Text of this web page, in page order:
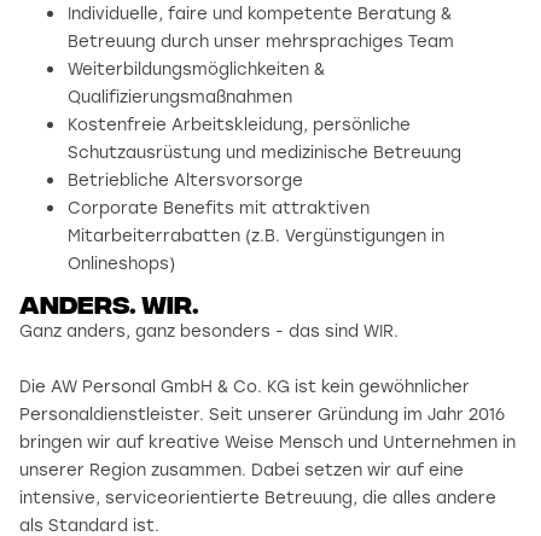
Individuelle, faire und kompetente Beratung &
Betreuung durch unser mehrsprachiges Team
Weiterbildungsmöglichkeiten &
Qualifizierungsmaßnahmen
Kostenfreie Arbeitskleidung, persönliche
Schutzausrüstung und medizinische Betreuung
Betriebliche Altersvorsorge
Corporate Benefits mit attraktiven
Mitarbeiterrabatten (z.B. Vergünstigungen in
Onlineshops)
Anders. wir.
Ganz anders, ganz besonders - das sind WIR.
Die AW Personal GmbH & Co. KG ist kein gewöhnlicher
Personaldienstleister. Seit unserer Gründung im Jahr 2016
bringen wir auf kreative Weise Mensch und Unternehmen in
unserer Region zusammen. Dabei setzen wir auf eine
intensive, serviceorientierte Betreuung, die alles andere
als Standard ist.